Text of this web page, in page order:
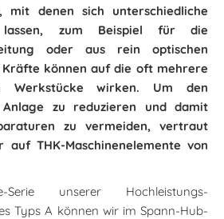
mit denen sich unterschiedliche
lassen, zum Beispiel für die
oder aus rein optischen
Kräfte können auf die oft mehrere
Werkstücke wirken. Um den
zu reduzieren und damit
zu vermeiden, vertraut
auf THK-Maschinenelemente von
unserer Hochleistungs-
Typs A können wir im Spann-Hub-